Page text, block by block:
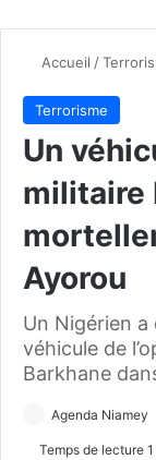
Accueil /
Terrorisme
Un
militaire
Ayorou
Un Nigérien
véhicule de
Barkhane
Agenda Niamey
Temps de lecture